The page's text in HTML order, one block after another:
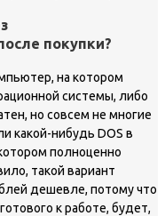
покупки?
на котором
системы, либо
но совсем не многие
какой-нибудь DOS в
полноценно
такой вариант
дешевле, потому что
к работе, будет,